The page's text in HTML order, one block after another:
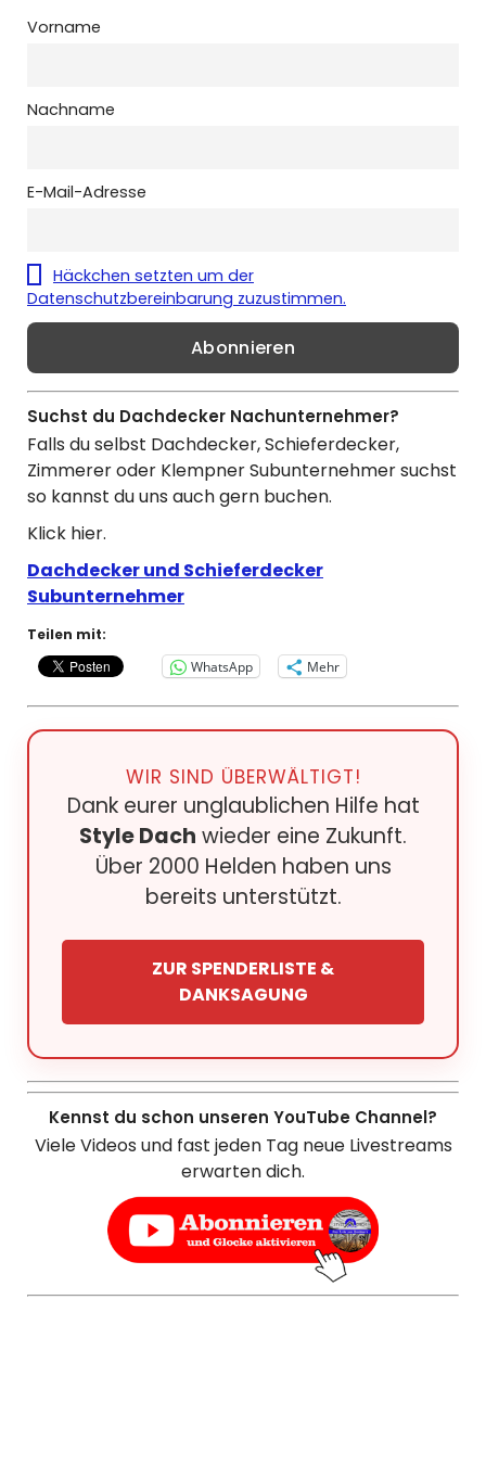
Vorname
Nachname
E-Mail-Adresse
Häckchen setzten um der
Datenschutzbereinbarung zuzustimmen.
Suchst du Dachdecker Nachunternehmer?
Falls du selbst Dachdecker, Schieferdecker,
Zimmerer oder Klempner Subunternehmer suchst
so kannst du uns auch gern buchen.
Klick hier.
Dachdecker und Schieferdecker
Subunternehmer
Teilen mit:
WhatsApp
Mehr
WIR SIND ÜBERWÄLTIGT!
Dank eurer unglaublichen Hilfe hat
Style Dach wieder eine Zukunft.
Über 2000 Helden haben uns
bereits unterstützt.
ZUR SPENDERLISTE &
DANKSAGUNG
Kennst du schon unseren YouTube Channel?
Viele Videos und fast jeden Tag neue Livestreams
erwarten dich.